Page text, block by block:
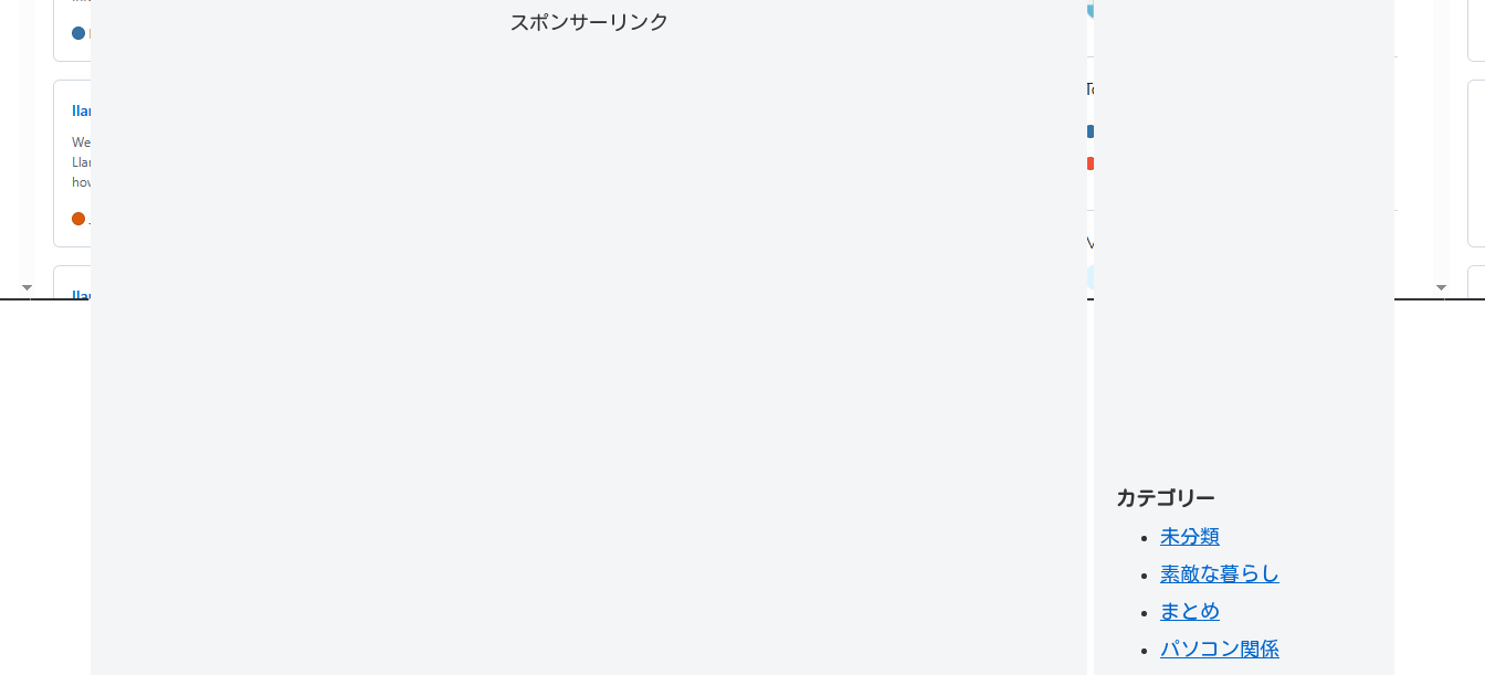
スポンサーリンク
カテゴリー
未分類
素敵な暮らし
まとめ
パソコン関係